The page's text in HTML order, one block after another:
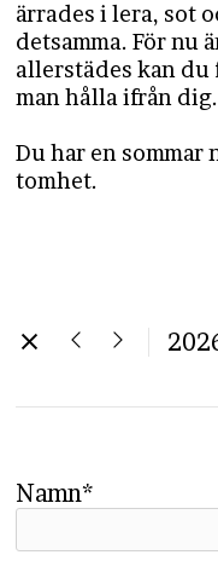
ärrades i lera, sot
detsamma. För nu
allerstädes kan
man hålla ifrån
​​​​​​​Du har en sommar
tomhet.
Namn*